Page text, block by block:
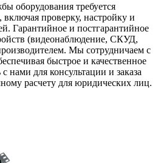
оборудования требуется
проверку, настройку и
Гарантийное и постгарантийное
(видеонаблюдение, СКУД,
Мы сотрудничаем с
быстрое и качественное
нами для консультации и заказа
расчету для юридических лиц.